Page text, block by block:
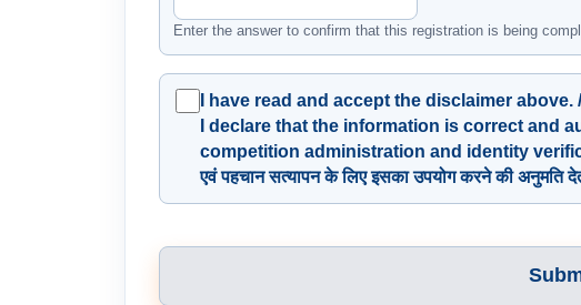
Enter the answer to confirm that this registration is being
I have read and accept the disclaimer above. /
I declare that the information is correct and
competition administration and identity
एवं पहचान सत्यापन के लिए इसका उपयोग करने की अनुमति